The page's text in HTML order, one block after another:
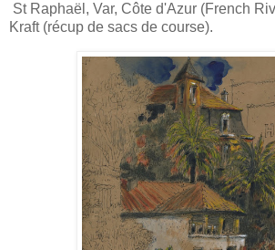
St Raphaël, Var, Côte d'Azur (French
Kraft (récup de sacs de course).